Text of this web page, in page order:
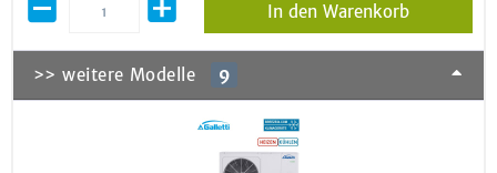
In den Warenkorb
>> weitere Modelle 9